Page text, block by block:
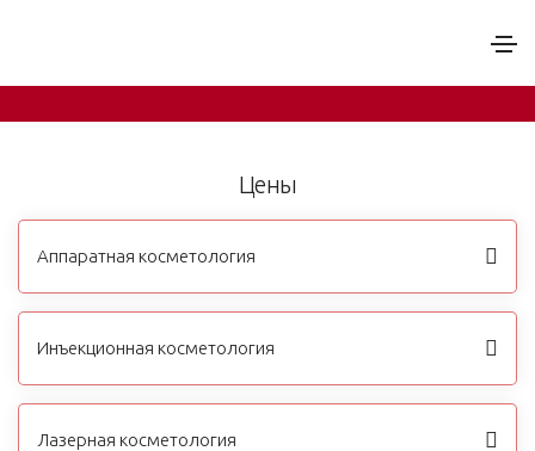
Цены
Аппаратная косметология
Инъекционная косметология
Лазерная косметология